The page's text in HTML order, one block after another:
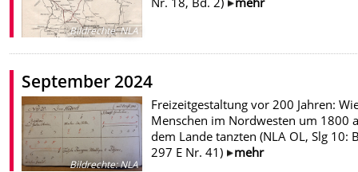
Bildrechte:NLA
September 2024
Bildrechte:NLA
Freizeitgestaltung vor 200 Jahren:
Menschen im Nordwesten um 1800
dem Lande tanzten (NLA OL, Slg 10:
297 E Nr. 41)
mehr